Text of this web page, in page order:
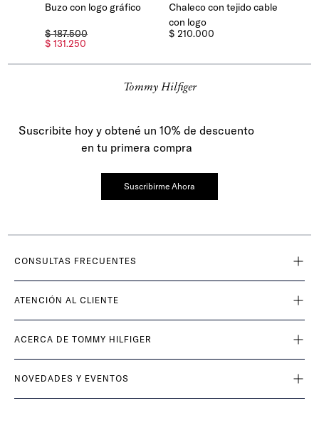
Buzo con logo gráfico
$ 131.250
$187.500
Chaleco con tejido cable
con logo
$ 210.000
Tommy Hilfiger
Suscribite hoy y obtené un 10% de descuento
en tu primera compra
Suscribirme Ahora
CONSULTAS FRECUENTES
ATENCIÓN AL CLIENTE
ACERCA DE TOMMY HILFIGER
NOVEDADES Y EVENTOS